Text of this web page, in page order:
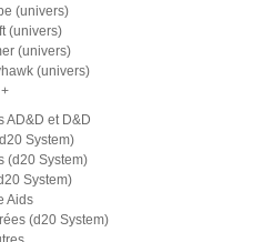
(univers)
(univers)
(univers)
(univers)
+
AD&D et D&D
System)
(d20 System)
System)
Aids
(d20 System)